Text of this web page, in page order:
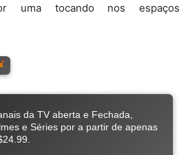
uma tocando nos espaços